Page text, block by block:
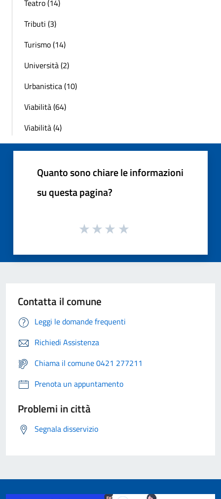
Teatro (14)
Tributi (3)
Turismo (14)
Università (2)
Urbanistica (10)
Viabilità (64)
Viabilità (4)
Quanto sono chiare le informazioni
su questa pagina?
Contatta il comune
Leggi le domande frequenti
Richiedi Assistenza
Chiama il comune 0421 277211
Prenota un appuntamento
Problemi in città
Segnala disservizio